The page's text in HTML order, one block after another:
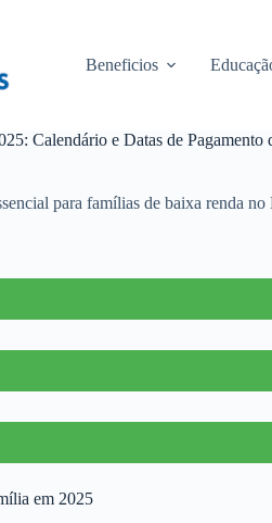
Beneficios
Calendário e Datas de Pagamento
para famílias de baixa renda
em 2025